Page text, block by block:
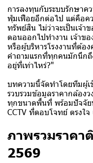
การลงทุนกับระบบรักษาค
ฟุ่มเฟือยอีกต่อไป แต่คือค
ทรัพย์สิน ไม่ว่าจะเป็นเจ้
ตอนออกไปทำงาน เจ้าขอ
หรือผู้บริหารโรงงานที่ต้อ
คำถามแรกที่ทุกคนมักนึก
อยู่ที่เท่าไหร่?"
บทความนี้จัดทำโดยทีมผู้เ
รวบรวมข้อมูลราคากล้องว
ทุกขนาดพื้นที่ พร้อมปัจจัย
CCTV ที่ตอบโจทย์ ตรงใจ
ภาพรวมราคา
2569